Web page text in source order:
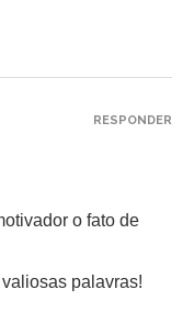
o fato de
palavras!
RESPONDER